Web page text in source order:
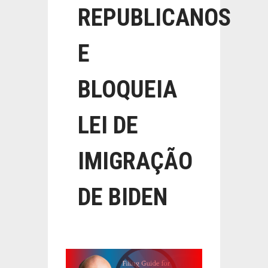
REPUBLICANOS
E
BLOQUEIA
LEI DE
IMIGRAÇÃO
DE BIDEN